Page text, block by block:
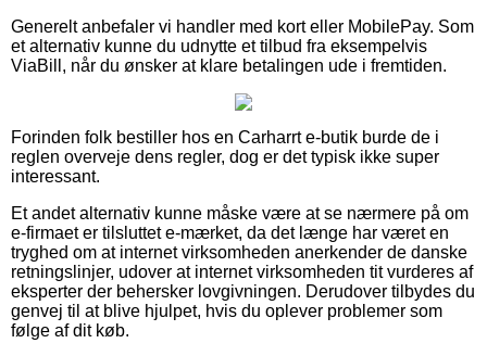
Generelt anbefaler vi handler med kort eller MobilePay. Som
et alternativ kunne du udnytte et tilbud fra eksempelvis
ViaBill, når du ønsker at klare betalingen ude i fremtiden.
Forinden folk bestiller hos en Carharrt e-butik burde de i
reglen overveje dens regler, dog er det typisk ikke super
interessant.
Et andet alternativ kunne måske være at se nærmere på om
e-firmaet er tilsluttet e-mærket, da det længe har været en
tryghed om at internet virksomheden anerkender de danske
retningslinjer, udover at internet virksomheden tit vurderes af
eksperter der behersker lovgivningen. Derudover tilbydes du
genvej til at blive hjulpet, hvis du oplever problemer som
følge af dit køb.